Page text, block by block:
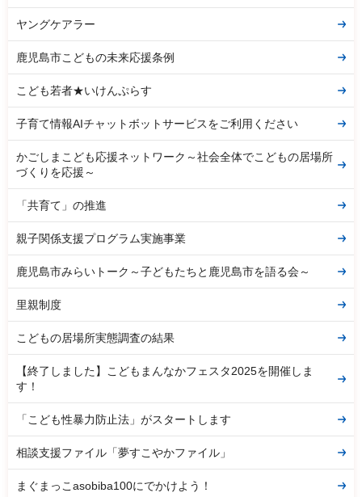
ヤングケアラー
鹿児島市こどもの未来応援条例
こども若者★いけんぷらす
子育て情報AIチャットボットサービスをご利用ください
かごしまこども応援ネットワーク～社会全体でこどもの居場所
づくりを応援～
「共育て」の推進
親子関係支援プログラム実施事業
鹿児島市みらいトーク～子どもたちと鹿児島市を語る会～
里親制度
こどもの居場所実態調査の結果
【終了しました】こどもまんなかフェスタ2025を開催しま
す！
「こども性暴力防止法」がスタートします
相談支援ファイル「夢すこやかファイル」
まぐまっこasobiba100にでかけよう！